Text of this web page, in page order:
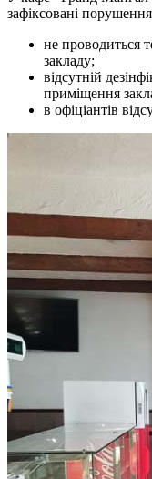
зафіксовані
не проводиться
закладу;
відсутній
приміщення
в офіціантів